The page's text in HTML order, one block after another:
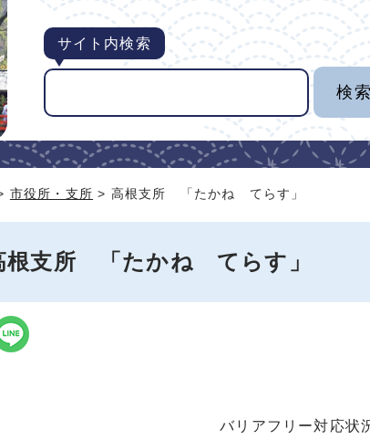
サイト内検索
市役所・支所 > 高根支所 「たかね てらす」
根支所 「たかね てらす」
バリアフリー対応状